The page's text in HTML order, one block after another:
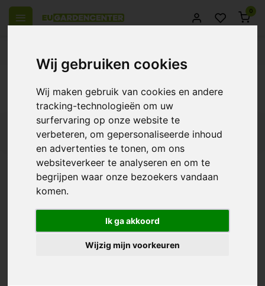
Wij gebruiken cookies
Wij maken gebruik van cookies en andere
tracking-technologieën om uw
surfervaring op onze website te
verbeteren, om gepersonaliseerde inhoud
en advertenties te tonen, om ons
websiteverkeer te analyseren en om te
begrijpen waar onze bezoekers vandaan
komen.
Ik ga akkoord
Wijzig mijn voorkeuren
0
Producten getagd met starter
18%
€43,10 €50,98